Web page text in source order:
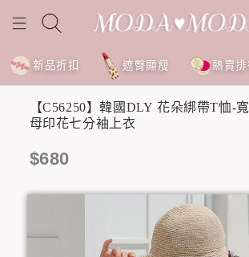
新品折扣 遮臀顯瘦 熱賣排
【C56250】韓國DLY 花朵綁帶T恤-
母印花七分袖上衣
$680